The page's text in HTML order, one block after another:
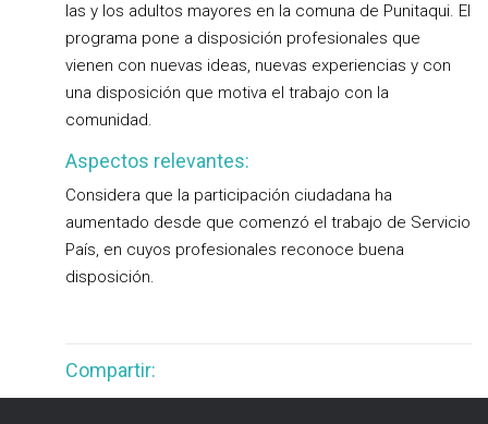
las y los adultos mayores en la comuna de Punitaqui. El
programa pone a disposición profesionales que
vienen con nuevas ideas, nuevas experiencias y con
una disposición que motiva el trabajo con la
comunidad.
Aspectos relevantes:
Considera que la participación ciudadana ha
aumentado desde que comenzó el trabajo de Servicio
País, en cuyos profesionales reconoce buena
disposición.
Compartir: